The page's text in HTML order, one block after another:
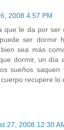
2008 4:57 PM
que le da por ser
ser dormir
sea más
dormir, un día
sueños
recupere lo
27, 2008 12:30